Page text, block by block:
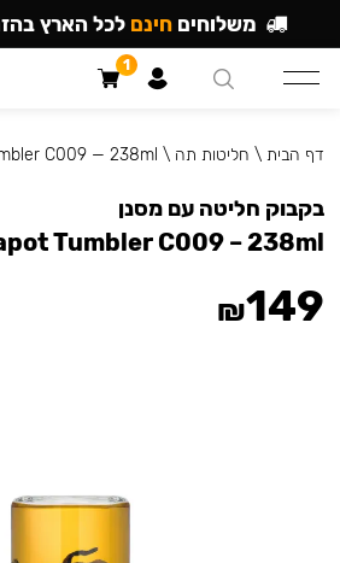
דף הבית \ חליטות תה \
C009 — 238ml
בקבוק חליטה עם מסנן
Tumbler C009 – 238ml
₪149
משלוחים חינם לכל הארץ
1